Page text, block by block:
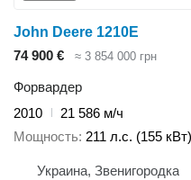
John Deere 1210E
74 900 €
≈ 3 854 000 грн
Форвардер
2010
21 586 м/ч
Мощность 211 л.с. (155 кВт)
Украина, Звенигородка